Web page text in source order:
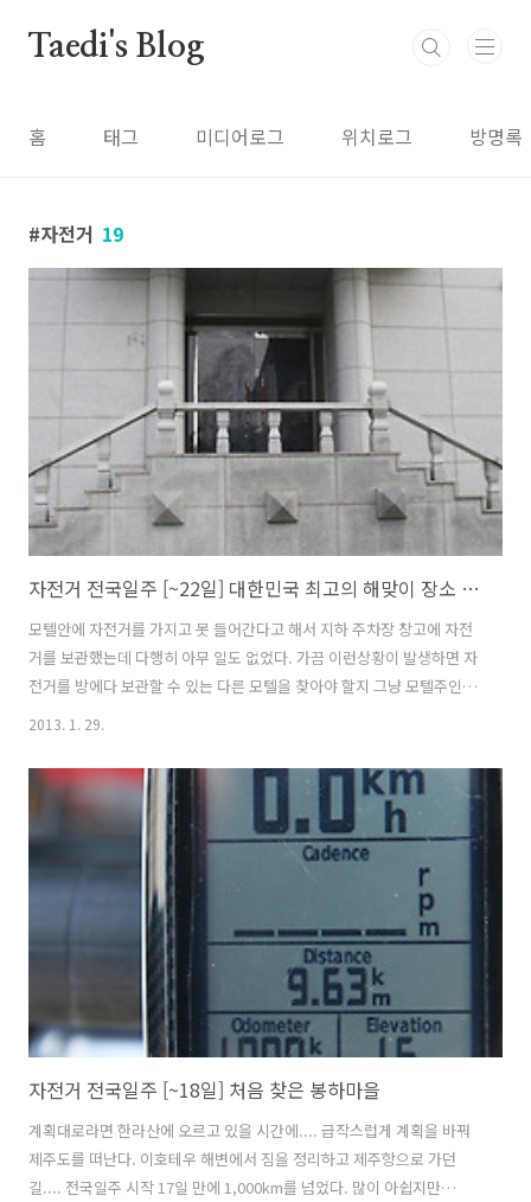
Taedi's Blog
홈 태그 미디어로그 위치로그 방명록
자전거 19
자전거 전국일주 [~22일] 대한민국 최고의 해맞이 장소 호미곶
모텔안에 자전거를 가지고 못 들어간다고 해서 지하 주차장 창고에 자전
거를 보관했는데 다행히 아무 일도 없었다. 가끔 이런상황이 발생하면 자
전거를 방에다 보관할 수 있는 다른 모텔을 찾아야 할지 그냥 모텔주인을
믿고 맡길지 갈등을 하곤 한다. 모텔주인이 믿고 맡기라고는 하지만 사실
아볼 예정이다. 그 첫번째로 선덕여왕릉... 선덕여왕은 신라 제 27대 왕
으로 이름은 덕만(德曼)이다. 시호는 선덕여대왕(善德女大王)이고 성은
김씨이며 아버지는 진평왕이다. 덕만의 아버지인 진평왕에게는 아들이
없어 왕위계승 하는데 문제가 있었고, 딸인 덕만이 신라시대 첫 여왕이
되었다. 덕만은 천성이 착하고 지혜로운 왕이었다. 선덕여왕은 2009년
2013. 1. 29.
자전거 전국일주 [~18일] 처음 찾은 봉하마을
계획대로라면 한라산에 오르고 있을 시간에.... 급작스럽게 계획을 바꿔
제주도를 떠난다. 이호테우 해변에서 짐을 정리하고 제주항으로 가던
길.... 전국일주 시작 17일 만에 1,000km를 넘었다. 많이 아쉽지만